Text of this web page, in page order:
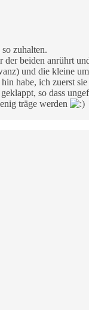
zuhalten.
beiden anrührt
und die kleine
habe, ich zuerst
so dass
träge werden